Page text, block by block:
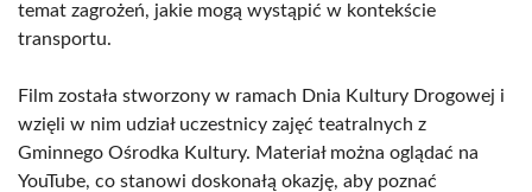
temat zagrożeń, jakie mogą wystąpić w kontekście
transportu.
Film została stworzony w ramach Dnia Kultury Drogowej i
wzięli w nim udział uczestnicy zajęć teatralnych z
Gminnego Ośrodka Kultury. Materiał można oglądać na
YouTube, co stanowi doskonałą okazję, aby poznać